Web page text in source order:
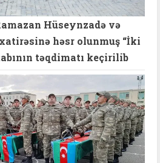
Hüseynzadə və
həsr olunmuş “İki
təqdimatı keçirilib